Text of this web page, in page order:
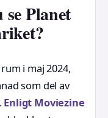
Planet
i maj 2024,
som del av
Enligt Moviezine